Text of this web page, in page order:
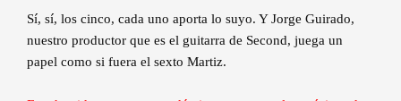
Sí, sí, los cinco, cada uno aporta lo suyo. Y Jorge Guirado,
nuestro productor que es el guitarra de Second, juega un
papel como si fuera el sexto Martiz.